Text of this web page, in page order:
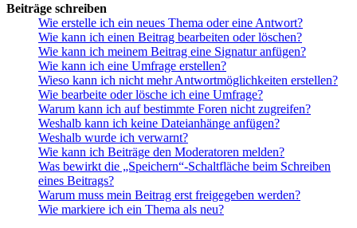
Beiträge schreiben
Wie erstelle ich ein neues Thema oder eine Antwort?
Wie kann ich einen Beitrag bearbeiten oder löschen?
Wie kann ich meinem Beitrag eine Signatur anfügen?
Wie kann ich eine Umfrage erstellen?
Wieso kann ich nicht mehr Antwortmöglichkeiten erstellen?
Wie bearbeite oder lösche ich eine Umfrage?
Warum kann ich auf bestimmte Foren nicht zugreifen?
Weshalb kann ich keine Dateianhänge anfügen?
Weshalb wurde ich verwarnt?
Wie kann ich Beiträge den Moderatoren melden?
Was bewirkt die „Speichern“-Schaltfläche beim Schreiben
eines Beitrags?
Warum muss mein Beitrag erst freigegeben werden?
Wie markiere ich ein Thema als neu?